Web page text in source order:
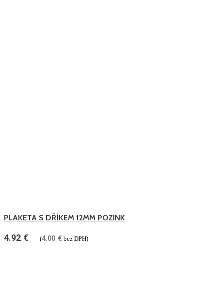
PLAKETA S DŘÍKEM 12MM POZINK
4.92 € (4.00 € bez DPH)